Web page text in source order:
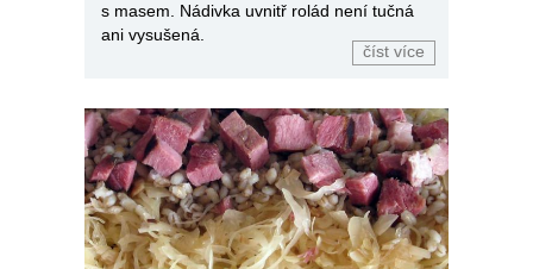
s masem. Nádivka uvnitř rolád není tučná
ani vysušená.
číst více